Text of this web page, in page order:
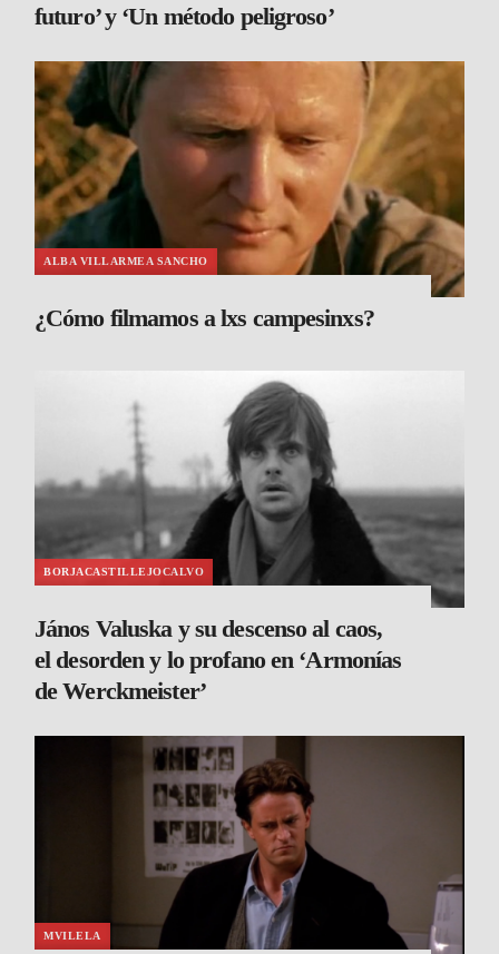
futuro’ y ‘Un método peligroso’
ALBA VILLARMEA SANCHO
¿Cómo filmamos a lxs campesinxs?
BORJACASTILLEJOCALVO
János Valuska y su descenso al caos,
el desorden y lo profano en ‘Armonías
de Werckmeister’
MVILELA